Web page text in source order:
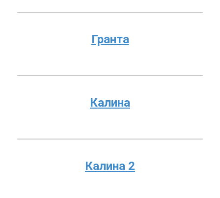
Гранта
Калина
Калина 2